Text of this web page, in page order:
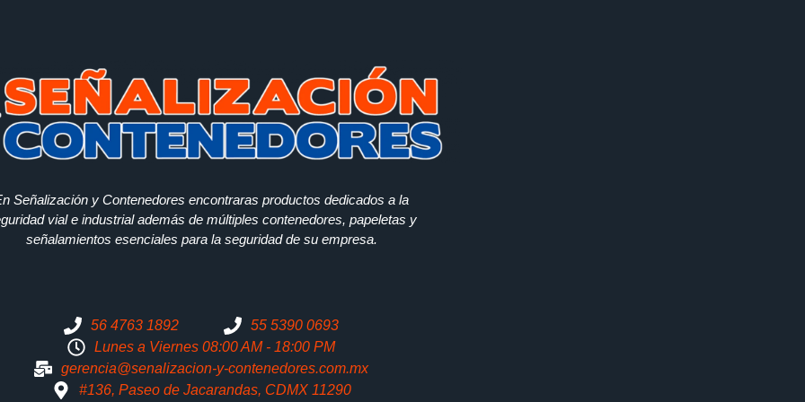
Señalización y Contenedores encontraras productos dedicados a la
vial e industrial además de múltiples contenedores, papeletas y
señalamientos esenciales para la seguridad de su empresa.
56 4763 1892
55 5390 0693
Lunes a Viernes 08:00 AM - 18:00 PM
gerencia@senalizacion-y-contenedores.com.mx
#136, Paseo de Jacarandas, CDMX 11290